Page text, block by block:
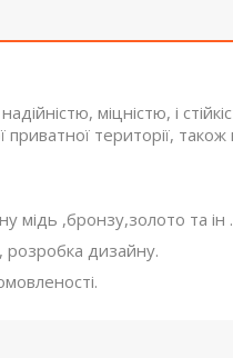
міцністю, і
території,
мідь ,бронзу,золото та ін
розробка дизайну.